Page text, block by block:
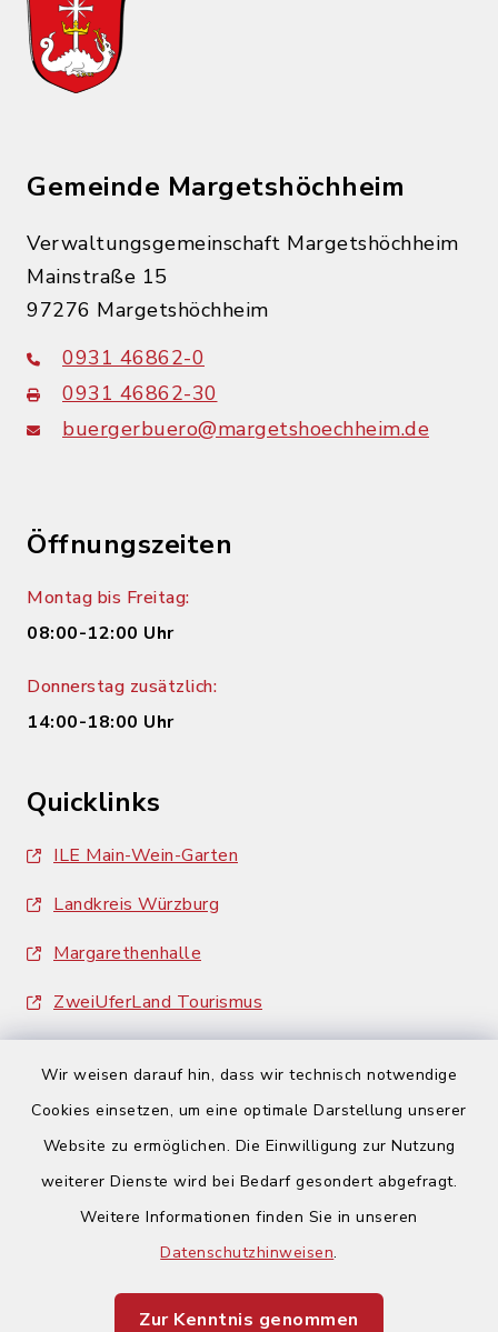
Wir weisen darauf hin, dass wir technisch notwendige
Cookies einsetzen, um eine optimale Darstellung unserer
Website zu ermöglichen. Die Einwilligung zur Nutzung
weiterer Dienste wird bei Bedarf gesondert abgefragt.
Weitere Informationen finden Sie in unseren
Datenschutzhinweisen.
Zur Kenntnis genommen
Gemeinde Margetshöchheim
Verwaltungsgemeinschaft Margetshöchheim
Mainstraße 15
97276 Margetshöchheim
0931 46862-0
0931 46862-30
buergerbuero@margetshoechheim.de
Öffnungszeiten
Montag bis Freitag:
08:00-12:00 Uhr
Donnerstag zusätzlich:
14:00-18:00 Uhr
Quicklinks
ILE Main-Wein-Garten
Landkreis Würzburg
Margarethenhalle
ZweiUferLand Tourismus
Barrierefreiheit